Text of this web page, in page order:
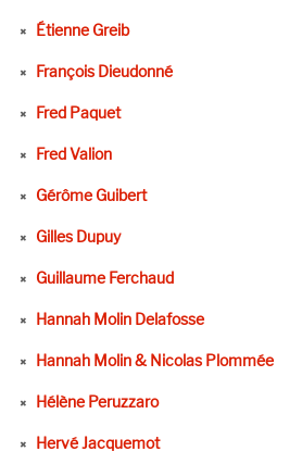
Étienne Greib
François Dieudonné
Fred Paquet
Fred Valion
Gérôme Guibert
Gilles Dupuy
Guillaume Ferchaud
Hannah Molin Delafosse
Hannah Molin & Nicolas Plommée
Hélène Peruzzaro
Hervé Jacquemot